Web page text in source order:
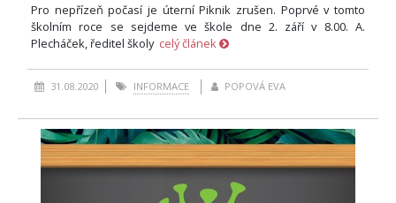
Pro nepřízeň počasí je úterní Piknik zrušen. Poprvé v tomto
školním roce se sejdeme ve škole dne 2. září v 8.00. A.
Plecháček, ředitel školy celý článek
31.08.2020 INFORMACE POPOVÁ EVA